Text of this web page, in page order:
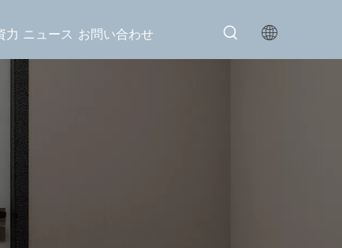
力 ニュース お問い合わせ